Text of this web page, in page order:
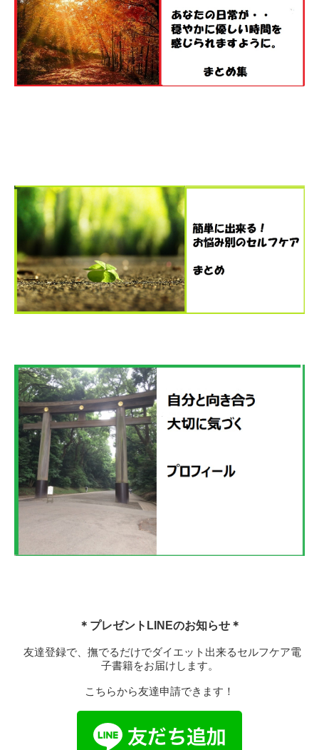
＊プレゼントLINEのお知らせ＊
友達登録で、撫でるだけでダイエット出来るセルフケア電
子書籍をお届けします。
こちらから友達申請できます！